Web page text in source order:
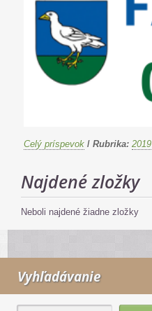
Celý príspevok / Rubrika: 2019
Najdené zložky
Neboli najdené žiadne zložky
Vyhľadávanie